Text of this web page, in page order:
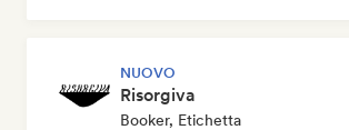
NUOVO
Risorgiva
Booker, Etichetta